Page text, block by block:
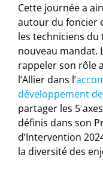
Cette journée a
autour du foncier
les techniciens
nouveau mandat.
rappeler son rôle
l’Allier dans l’
développement
partager les 5
définis dans son
d’Intervention
la diversité des